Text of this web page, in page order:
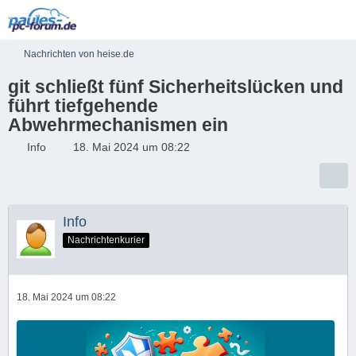
Nachrichten von heise.de
git schließt fünf Sicherheitslücken und
führt tiefgehende
Abwehrmechanismen ein
Info 18. Mai 2024 um 08:22
Info
Nachrichtenkurier
18. Mai 2024 um 08:22